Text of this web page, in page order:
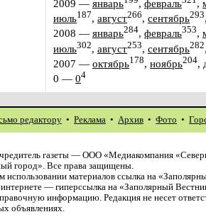
2009 — январь , февраль ,
июль187, август266, сентябрь293
2008 — январь284, февраль353,
июль302, август253, сентябрь282
2007 — октябрь178, ноябрь204,
0 — 04
редактору • Реклама • Архив • Фото •
газеты — ООО «Медиакомпания
город». Все права защищены.
материалов ссылка на
— гиперссылка на «Заполярный
информацию. Редакция не несет
объявлениях.